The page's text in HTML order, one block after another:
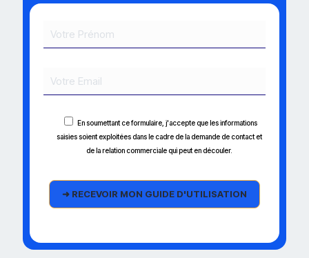
En soumettant ce formulaire, j'accepte que les informations
saisies soient exploitées dans le cadre de la demande de contact et
de la relation commerciale qui peut en découler.